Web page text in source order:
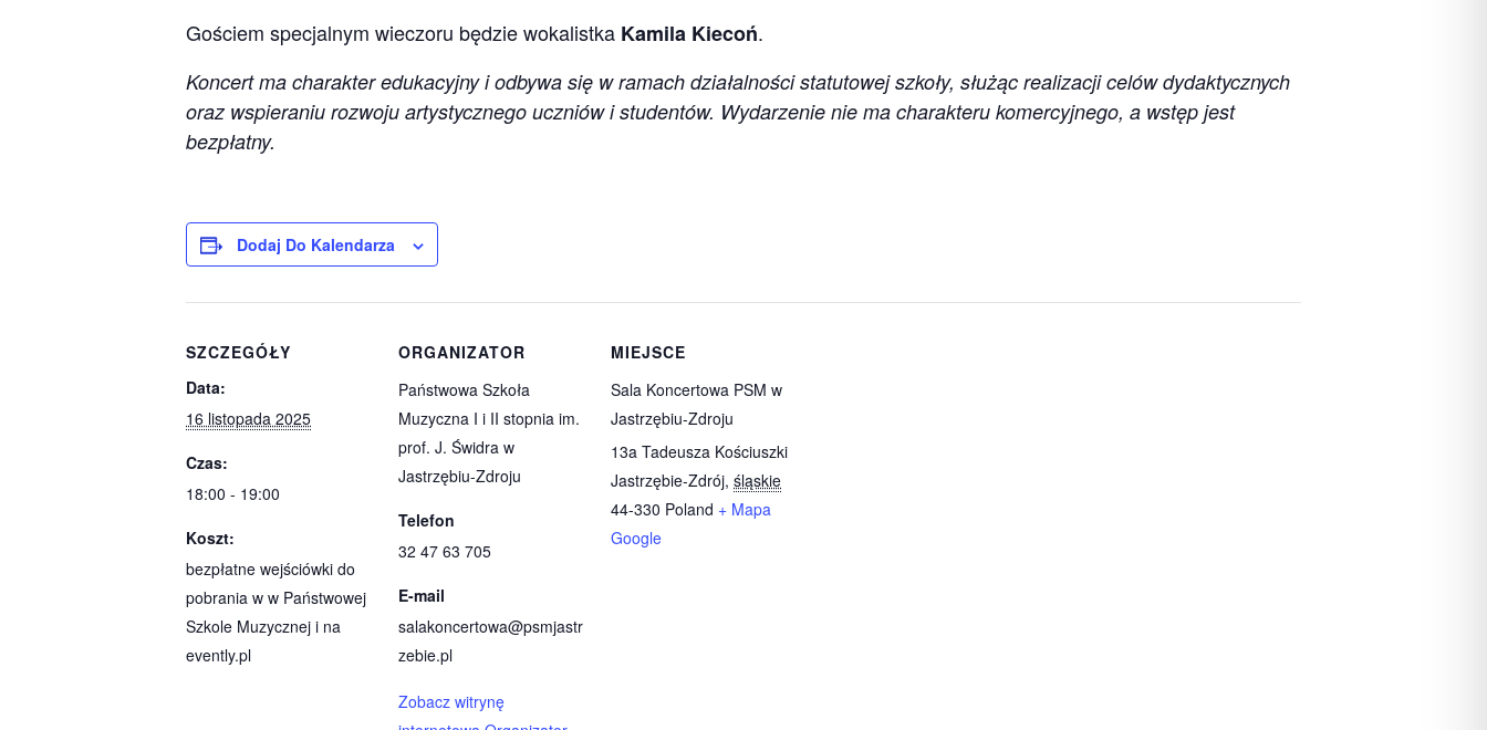
Gościem specjalnym wieczoru będzie wokalistka Kamila Kiecoń.
Koncert ma charakter edukacyjny i odbywa się w ramach działalności statutowej szkoły, służąc realizacji celów dydaktycznych
oraz wspieraniu rozwoju artystycznego uczniów i studentów. Wydarzenie nie ma charakteru komercyjnego, a wstęp jest
bezpłatny.
Dodaj Do Kalendarza
SZCZEGÓŁY
Data:
16 listopada 2025
Czas:
18:00 - 19:00
Koszt:
bezpłatne wejściówki do
pobrania w w Państwowej
Szkole Muzycznej i na
evently.pl
ORGANIZATOR
Państwowa Szkoła
Muzyczna I i II stopnia im.
prof. J. Świdra w
Jastrzębiu-Zdroju
Telefon
32 47 63 705
E-mail
salakoncertowa@psmjastr
zebie.pl
Zobacz witrynę
MIEJSCE
Sala Koncertowa PSM w
Jastrzębiu-Zdroju
13a Tadeusza Kościuszki
Jastrzębie-Zdrój, śląskie
44-330 Poland + Mapa
Google